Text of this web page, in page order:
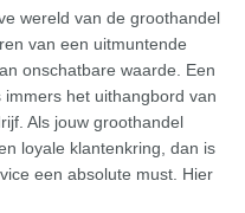
wereld van de groothandel
van een uitmuntende
onschatbare waarde. Een
immers het uithangbord van
Als jouw groothandel
loyale klantenkring, dan is
een absolute must. Hier